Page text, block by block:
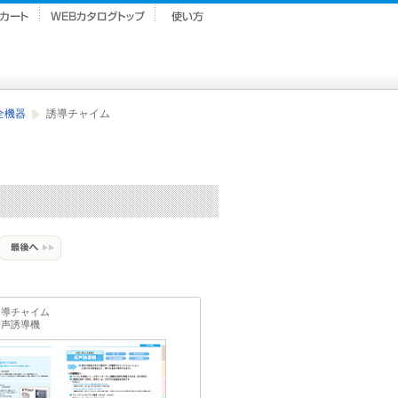
機器 誘導チャイム
チャイム
誘導機